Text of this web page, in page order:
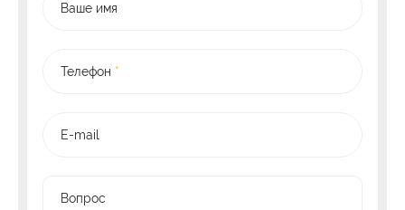
Ваше имя
Телефон *
E-mail
Вопрос